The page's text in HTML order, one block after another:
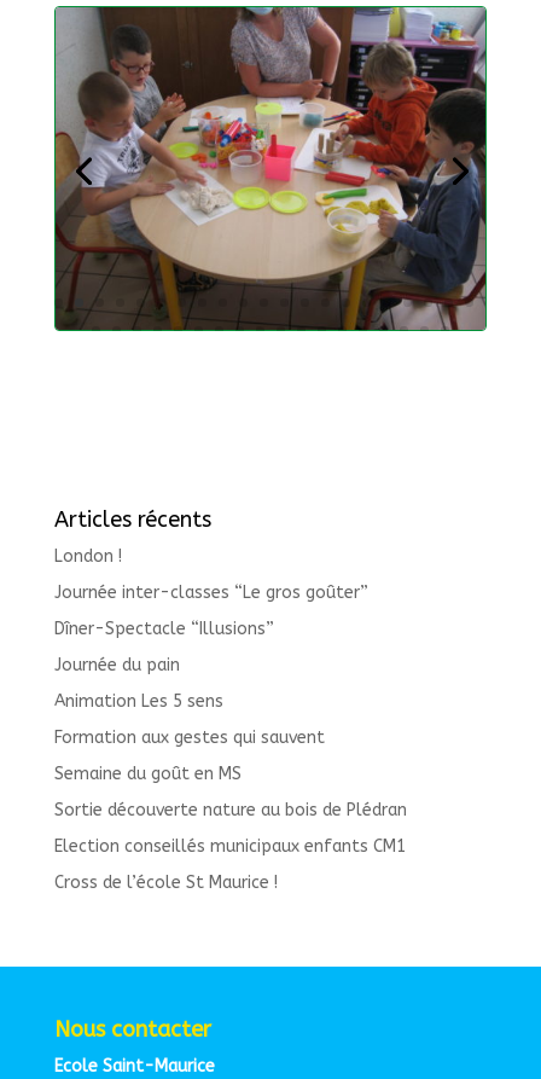
Articles récents
London !
Journée inter-classes “Le gros goûter”
Dîner-Spectacle “Illusions”
Journée du pain
Animation Les 5 sens
Formation aux gestes qui sauvent
Semaine du goût en MS
Sortie découverte nature au bois de Plédran
Election conseillés municipaux enfants CM1
Cross de l’école St Maurice !
Nous contacter
Ecole Saint-Maurice